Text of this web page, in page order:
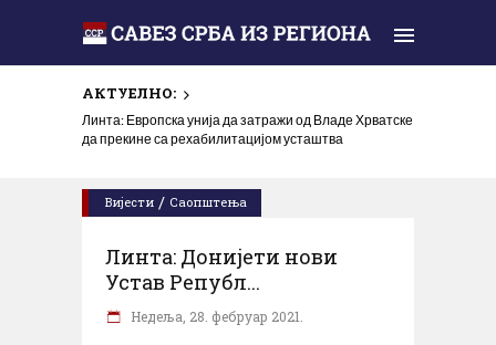
АКТУЕЛНО:
Линта: Европска унија да затражи од Владе Хрватске
да прекине са рехабилитацијом усташтва
Вијести / Саопштења
Линта: Донијети нови
Устав Републ...
Недеља, 28. фебруар 2021.